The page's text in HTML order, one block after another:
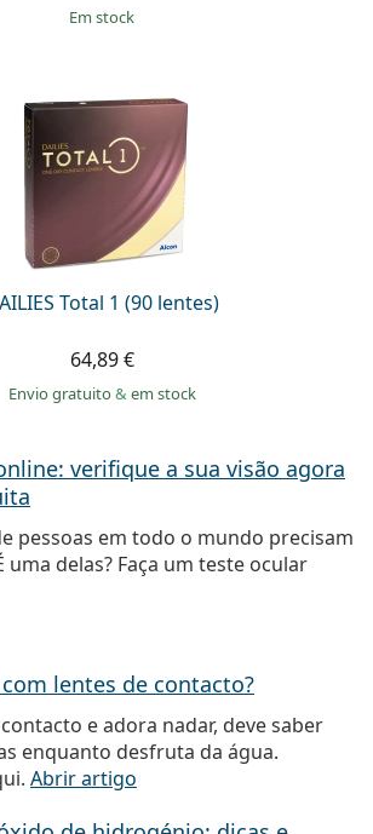
em stock
Total 1 (90 lentes)
64,89 €
Envio gratuito& em stock
verifique a sua visão agora
pessoas em todo o mundo precisam
uma delas? Faça um teste ocular
lentes de contacto?
e adora nadar, deve saber
enquanto desfruta da água.
Abrir artigo